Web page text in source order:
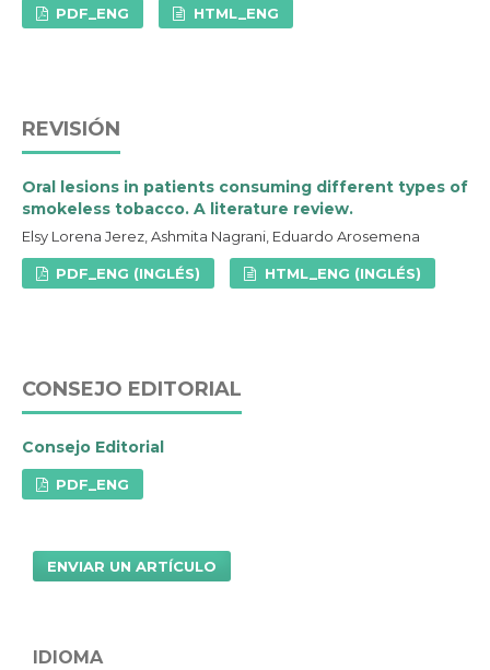
PDF_ENG HTML_ENG
REVISIÓN
Oral lesions in patients consuming different types of
smokeless tobacco. A literature review.
Elsy Lorena Jerez, Ashmita Nagrani, Eduardo Arosemena
PDF_ENG (INGLÉS) HTML_ENG (INGLÉS)
CONSEJO EDITORIAL
Consejo Editorial
PDF_ENG
ENVIAR UN ARTÍCULO
IDIOMA